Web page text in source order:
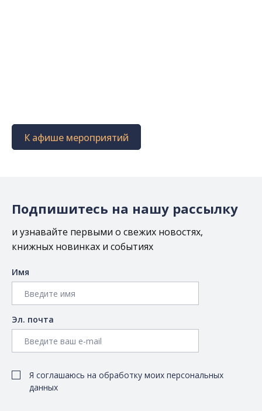
К афише мероприятий
Подпишитесь на нашу рассылку
и узнавайте первыми о свежих новостях,
книжных новинках и событиях
Имя
Эл. почта
Я соглашаюсь на обработку моих персональных
данных